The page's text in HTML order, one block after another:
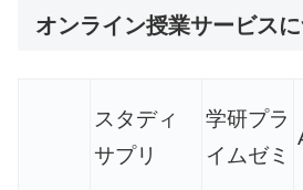
オンライン授業サービス
スタディ
サプリ
学研プラ
イムゼミ